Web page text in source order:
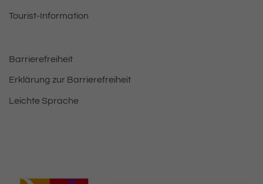
Tourist-Information
Barrierefreiheit
Erklärung zur Barrierefreiheit
Leichte Sprache